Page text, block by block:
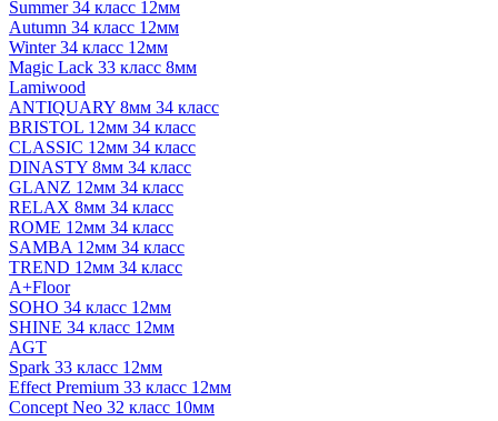
Summer 34 класс 12мм
Autumn 34 класс 12мм
Winter 34 класс 12мм
Magic Lack 33 класс 8мм
Lamiwood
ANTIQUARY 8мм 34 класс
BRISTOL 12мм 34 класс
CLASSIC 12мм 34 класс
DINASTY 8мм 34 класс
GLANZ 12мм 34 класс
RELAX 8мм 34 класс
ROME 12мм 34 класс
SAMBA 12мм 34 класс
TREND 12мм 34 класс
A+Floor
SOHO 34 класс 12мм
SHINE 34 класс 12мм
AGT
Spark 33 класс 12мм
Effect Premium 33 класс 12мм
Concept Neo 32 класс 10мм